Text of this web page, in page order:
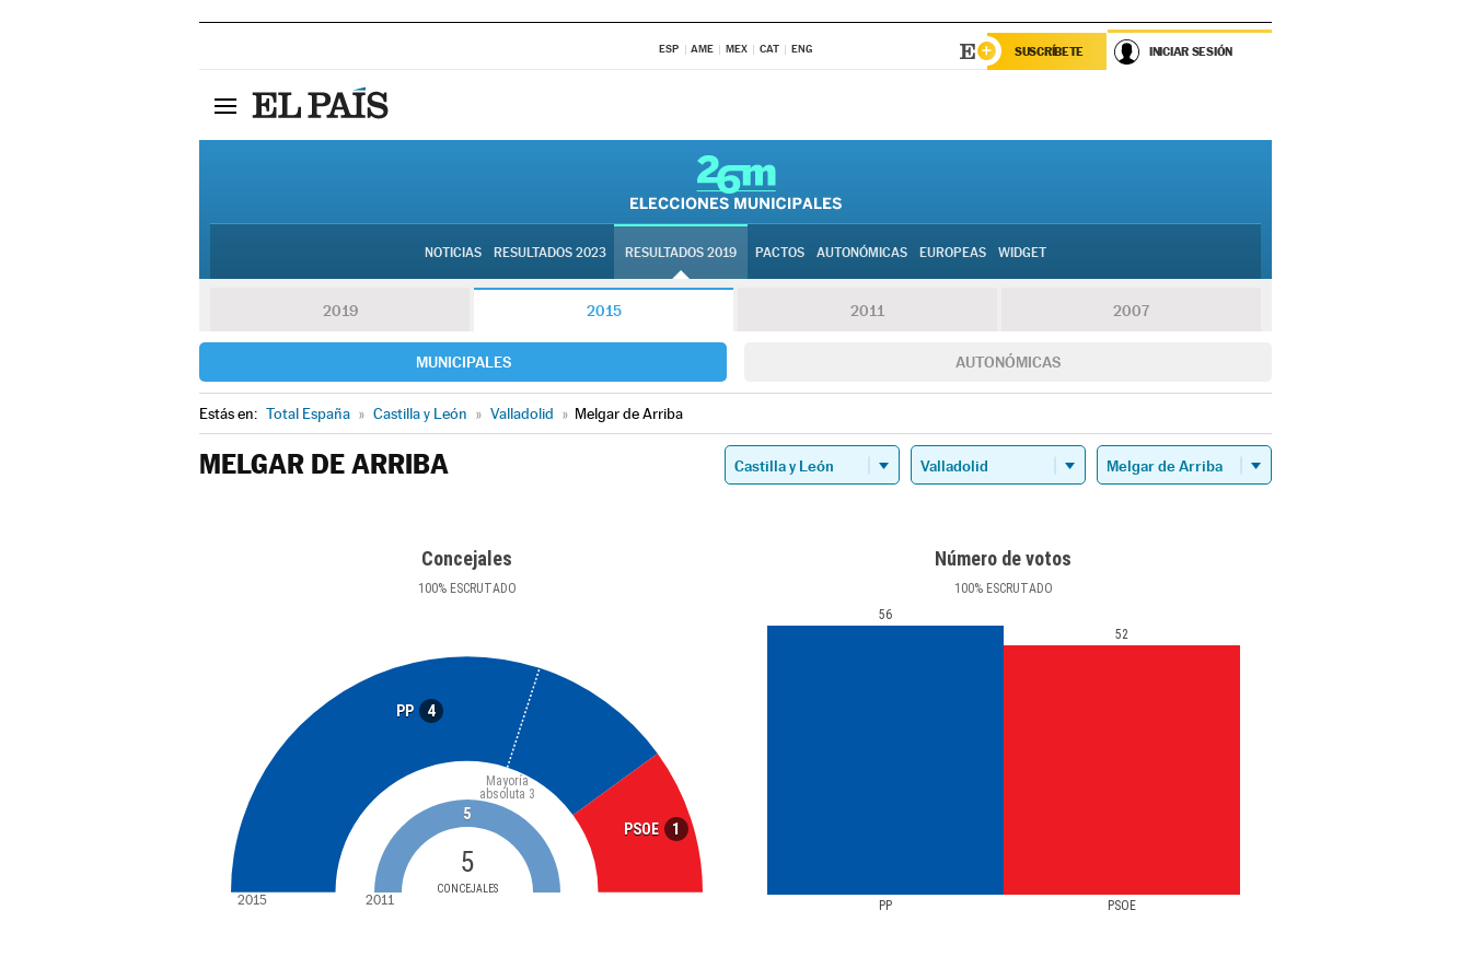
ESP AME MEX CAT ENG SUSCRÍBETE INICIAR SESIÓN
NOTICIAS RESULTADOS 2023 RESULTADOS 2019 PACTOS AUTONÓMICAS EUROPEAS WIDGET
2019 2015 2011 2007
MUNICIPALES AUTONÓMICAS
Estás en: Total España » Castilla y León » Valladolid » Melgar de Arriba
MELGAR DE ARRIBA
Concejales
100%ESCRUTADO
PP 4
PSOE 1
5
CONCEJALES
Mayoría
absoluta 3
5
2015 2011
Número de votos
100%ESCRUTADO
PP PSOE
56
52